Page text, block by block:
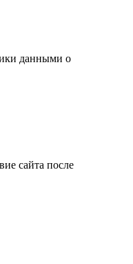
данными о
сайта после